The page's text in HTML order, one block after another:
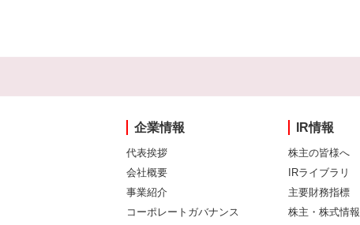
企業情報
代表挨拶
会社概要
事業紹介
コーポレートガバナンス
IR情報
株主の皆様へ
IRライブラリ
主要財務指標
株主・株式情報